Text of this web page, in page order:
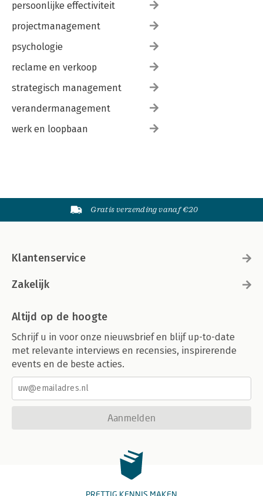
persoonlijke effectiviteit
projectmanagement
psychologie
reclame en verkoop
strategisch management
verandermanagement
werk en loopbaan
Gratis verzending vanaf €20
Klantenservice
Zakelijk
Altijd op de hoogte
Schrijf u in voor onze nieuwsbrief en blijf up-to-date
met relevante interviews en recensies, inspirerende
events en de beste acties.
Aanmelden
PRETTIG KENNIS MAKEN